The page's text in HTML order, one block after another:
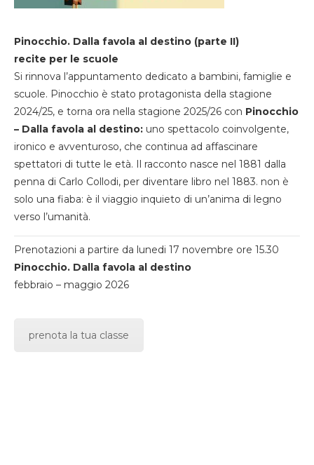
Pinocchio. Dalla favola al destino (parte II)
recite per le scuole
Si rinnova l’appuntamento dedicato a bambini, famiglie e
scuole. Pinocchio è stato protagonista della stagione
2024/25, e torna ora nella stagione 2025/26 con Pinocchio
– Dalla favola al destino: uno spettacolo coinvolgente,
ironico e avventuroso, che continua ad affascinare
spettatori di tutte le età. Il racconto nasce nel 1881 dalla
penna di Carlo Collodi, per diventare libro nel 1883. non è
solo una fiaba: è il viaggio inquieto di un’anima di legno
verso l’umanità.
Prenotazioni a partire da lunedi 17 novembre ore 15.30
Pinocchio. Dalla favola al destino
febbraio – maggio 2026
prenota la tua classe